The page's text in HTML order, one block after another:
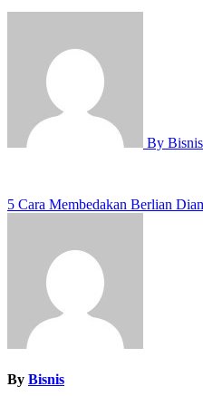
By Bisnis
Post
5 Cara Membedakan Berlian
By Bisnis